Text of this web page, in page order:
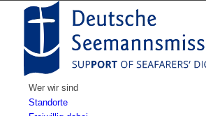
Wer wir sind
Standorte